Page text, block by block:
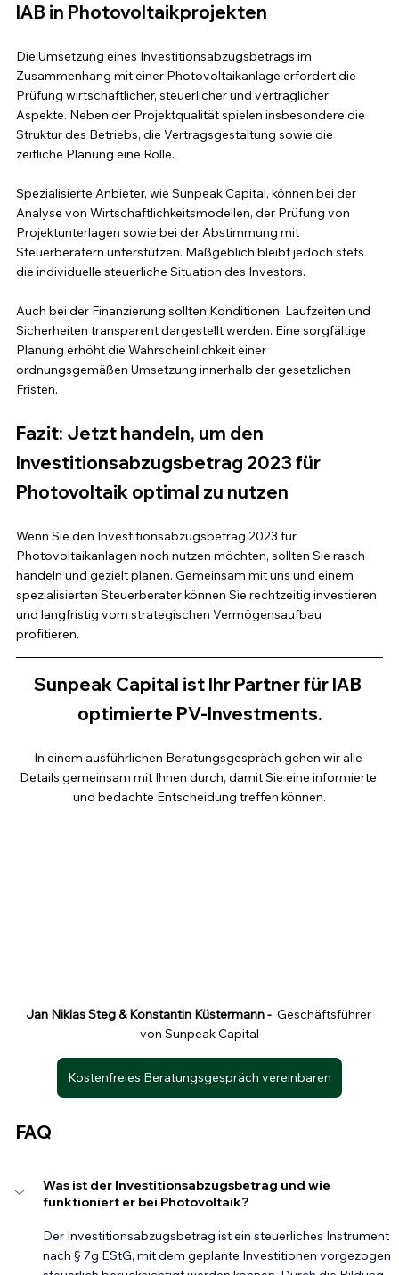
IAB in Photovoltaikprojekten
Die Umsetzung eines Investitionsabzugsbetrags im
Zusammenhang mit einer Photovoltaikanlage erfordert die
Prüfung wirtschaftlicher, steuerlicher und vertraglicher
Aspekte. Neben der Projektqualität spielen insbesondere die
Struktur des Betriebs, die Vertragsgestaltung sowie die
zeitliche Planung eine Rolle.
Spezialisierte Anbieter, wie Sunpeak Capital, können bei der
Analyse von Wirtschaftlichkeitsmodellen, der Prüfung von
Projektunterlagen sowie bei der Abstimmung mit
Steuerberatern unterstützen. Maßgeblich bleibt jedoch stets
die individuelle steuerliche Situation des Investors.
Auch bei der Finanzierung sollten Konditionen, Laufzeiten und
Sicherheiten transparent dargestellt werden. Eine sorgfältige
Planung erhöht die Wahrscheinlichkeit einer
ordnungsgemäßen Umsetzung innerhalb der gesetzlichen
Fristen.
Fazit: Jetzt handeln, um den
Investitionsabzugsbetrag 2023 für
Photovoltaik optimal zu nutzen
Wenn Sie den Investitionsabzugsbetrag 2023 für
Photovoltaikanlagen noch nutzen möchten, sollten Sie rasch
handeln und gezielt planen. Gemeinsam mit uns und einem
spezialisierten Steuerberater können Sie rechtzeitig investieren
und langfristig vom strategischen Vermögensaufbau
profitieren.
Sunpeak Capital ist Ihr Partner für IAB
optimierte PV-Investments.
In einem ausführlichen Beratungsgespräch gehen wir alle
Details gemeinsam mit Ihnen durch, damit Sie eine informierte
und bedachte Entscheidung treffen können.
Jan Niklas Steg & Konstantin Küstermann - Geschäftsführer
von Sunpeak Capital
Kostenfreies Beratungsgespräch vereinbaren
FAQ
Was ist der Investitionsabzugsbetrag und wie
funktioniert er bei Photovoltaik?
Der Investitionsabzugsbetrag ist ein steuerliches Instrument
nach § 7g EStG, mit dem geplante Investitionen vorgezogen